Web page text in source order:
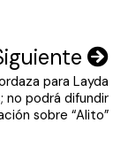
para Layda
no podrá difundir
sobre “Alito”